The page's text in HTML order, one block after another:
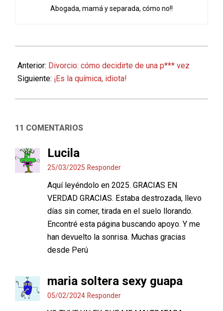
Abogada, mamá y separada, cómo no!!
07-
15
Anterior: Divorcio: cómo decidirte de una p*** vez
Siguiente: ¡Es la química, idiota!
11 COMENTARIOS
Lucila
25/03/2025 Responder
Aquí leyéndolo en 2025. GRACIAS EN
VERDAD GRACIAS. Estaba destrozada, llevo
días sin comer, tirada en el suelo llorando.
Encontré esta página buscando apoyo. Y me
han devuelto la sonrisa. Muchas gracias
desde Perú
maria soltera sexy guapa
05/02/2024 Responder